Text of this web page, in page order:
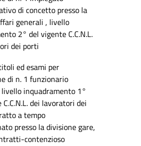
di concetto presso la
generali , livello
2° del vigente C.C.N.L.
dei porti
ed esami per
di n. 1 funzionario
inquadramento 1°
dei lavoratori dei
a tempo
presso la divisione gare,
contenzioso